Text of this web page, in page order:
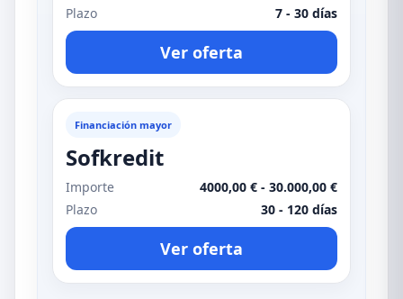
Plazo
7 - 30 días
Ver oferta
Financiación mayor
Sofkredit
Importe
4000,00 € - 30.000,00 €
Plazo
30 - 120 días
Ver oferta